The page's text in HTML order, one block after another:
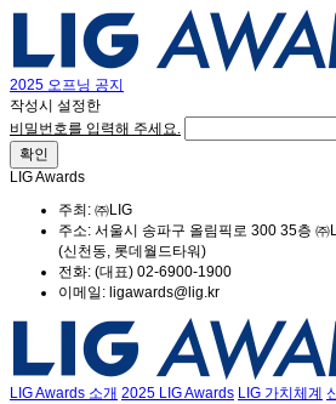
2025 오프닝 공지
작성시 설정한
비밀번호를 입력해 주세요.
확인
LIG Awards
주최: ㈜LIG
주소: 서울시 송파구 올림픽로 300 35층 ㈜
(신천동, 롯데월드타워)
전화: (대표) 02-6900-1900
이메일: ligawards@lig.kr
LIG Awards 소개 2025 LIG Awards LIG 가치체계